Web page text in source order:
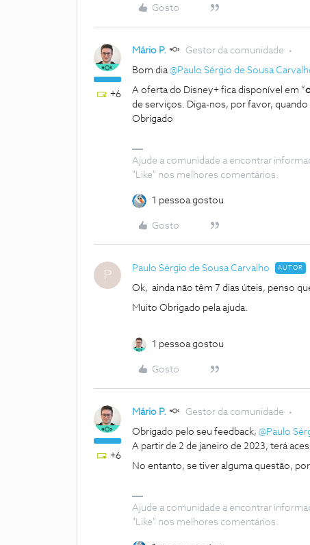
Gosto
+6
Mário P. Gestor da comunidade
Bom dia@Paulo Sérgio de Sousa
A oferta do Disney+ fica disponível em “
de serviços. Diga-nos, por favor, quando
Obrigado
Ajude a comunidade a encontrar
"Like" nos melhores comentários.
1 pessoa gostou
Gosto
P Paulo Sérgio de Sousa Carvalho AUTOR
Ok, ainda não têm 7 dias úteis, penso
Muito Obrigado pela ajuda.
1 pessoa gostou
Gosto
+6
Mário P. Gestor da comunidade
Obrigado pelo seu feedback, @Paulo
A partir de 2 de janeiro de 2023, terá
No entanto, se tiver alguma questão,
Ajude a comunidade a encontrar
"Like" nos melhores comentários.